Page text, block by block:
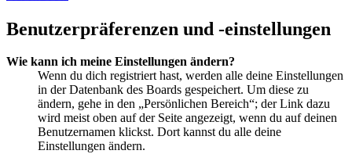
Benutzerpräferenzen und -einstellungen
Wie kann ich meine Einstellungen ändern?
Wenn du dich registriert hast, werden alle deine Einstellungen
in der Datenbank des Boards gespeichert. Um diese zu
ändern, gehe in den „Persönlichen Bereich“; der Link dazu
wird meist oben auf der Seite angezeigt, wenn du auf deinen
Benutzernamen klickst. Dort kannst du alle deine
Einstellungen ändern.